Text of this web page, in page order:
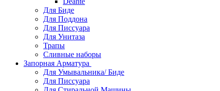
Для Биде
Для Поддона
Для Писсуара
Для Унитаза
Трапы
Сливные наборы
Запорная Арматура
Для Умывальника/ Биде
Для Писсуара